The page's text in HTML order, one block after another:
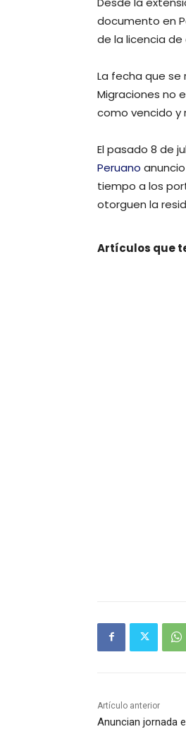
documento en
de la licencia de
La fecha que
Migraciones no
como vencido y
El pasado 8 de
Peruano
tiempo a los
otorguen la
Artículos que
Artículo anterior
Anuncian jornada